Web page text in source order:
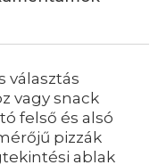
választás
vagy snack
felső és alsó
pizzák
ablak